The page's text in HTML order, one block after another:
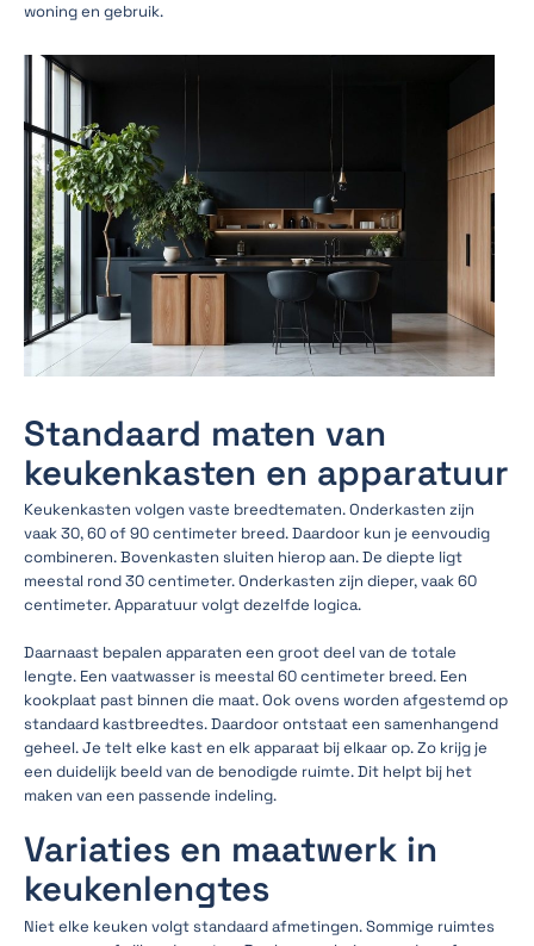
woning en gebruik.
Standaard maten van
keukenkasten en apparatuur
Keukenkasten volgen vaste breedtematen. Onderkasten zijn
vaak 30, 60 of 90 centimeter breed. Daardoor kun je eenvoudig
combineren. Bovenkasten sluiten hierop aan. De diepte ligt
meestal rond 30 centimeter. Onderkasten zijn dieper, vaak 60
centimeter. Apparatuur volgt dezelfde logica.
Daarnaast bepalen apparaten een groot deel van de totale
lengte. Een vaatwasser is meestal 60 centimeter breed. Een
kookplaat past binnen die maat. Ook ovens worden afgestemd op
standaard kastbreedtes. Daardoor ontstaat een samenhangend
geheel. Je telt elke kast en elk apparaat bij elkaar op. Zo krijg je
een duidelijk beeld van de benodigde ruimte. Dit helpt bij het
maken van een passende indeling.
Variaties en maatwerk in
keukenlengtes
Niet elke keuken volgt standaard afmetingen. Sommige ruimtes